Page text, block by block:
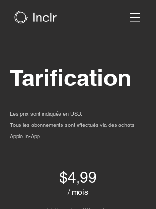
Tarification
Les prix sont indiqués en USD.
Tous les abonnements sont effectués via des achats
Apple In-App
$4,99
/ mois